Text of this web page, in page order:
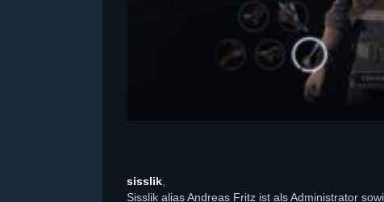
sisslik,
Sisslik alias Andreas Fritz ist als Administrator